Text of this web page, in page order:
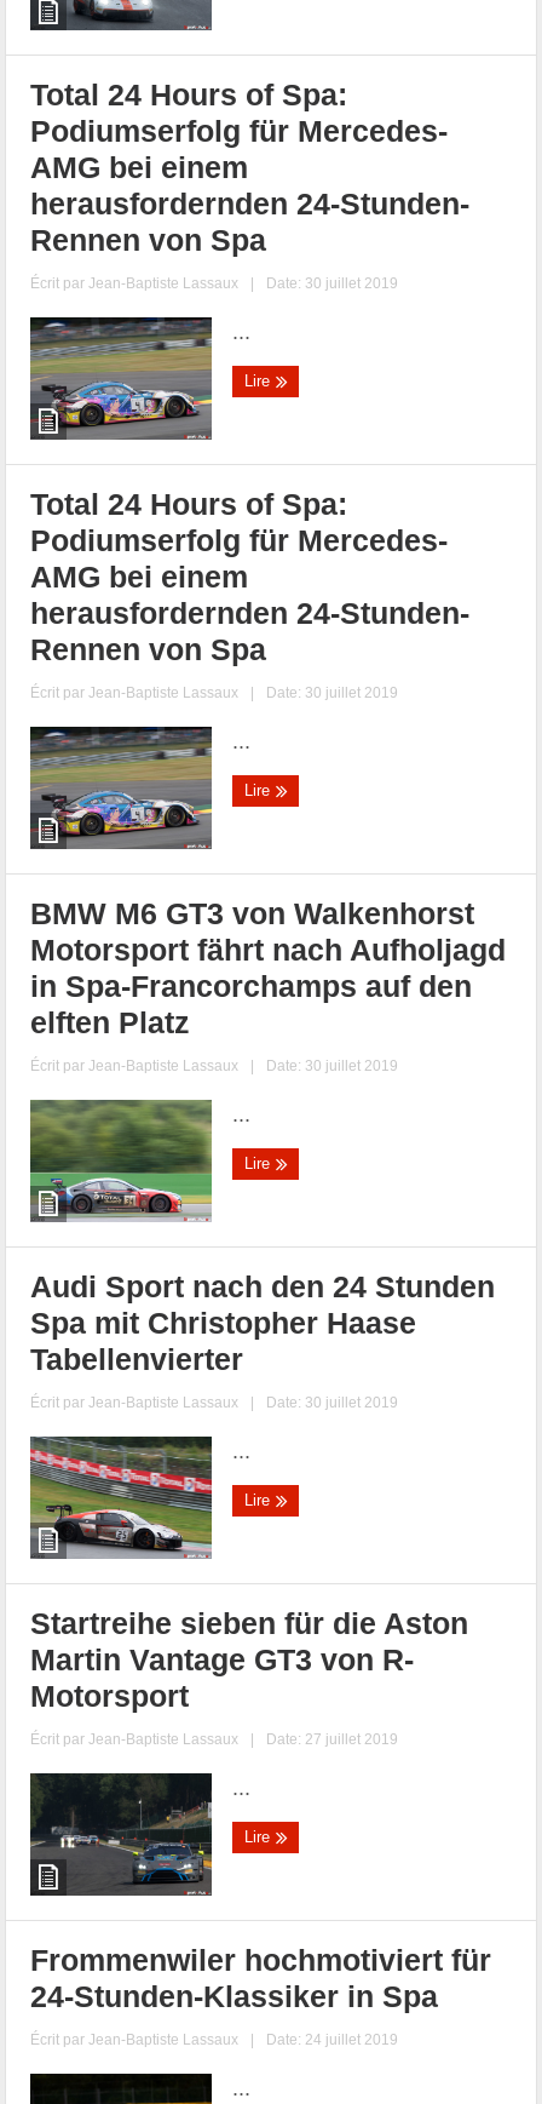
Total 24 Hours of Spa:
Podiumserfolg für Mercedes-
AMG bei einem
herausfordernden 24-Stunden-
Rennen von Spa
Écrit parJean-Baptiste Lassaux | Date: 30 juillet 2019
...
Lire
Total 24 Hours of Spa:
Podiumserfolg für Mercedes-
AMG bei einem
herausfordernden 24-Stunden-
Rennen von Spa
Écrit parJean-Baptiste Lassaux | Date: 30 juillet 2019
...
Lire
BMW M6 GT3 von Walkenhorst
Motorsport fährt nach Aufholjagd
in Spa-Francorchamps auf den
elften Platz
Écrit parJean-Baptiste Lassaux | Date: 30 juillet 2019
...
Lire
Audi Sport nach den 24 Stunden
Spa mit Christopher Haase
Tabellenvierter
Écrit parJean-Baptiste Lassaux | Date: 30 juillet 2019
...
Lire
Startreihe sieben für die Aston
Martin Vantage GT3 von R-
Motorsport
Écrit parJean-Baptiste Lassaux | Date: 27 juillet 2019
...
Lire
Frommenwiler hochmotiviert für
24-Stunden-Klassiker in Spa
Écrit parJean-Baptiste Lassaux | Date: 24 juillet 2019
...